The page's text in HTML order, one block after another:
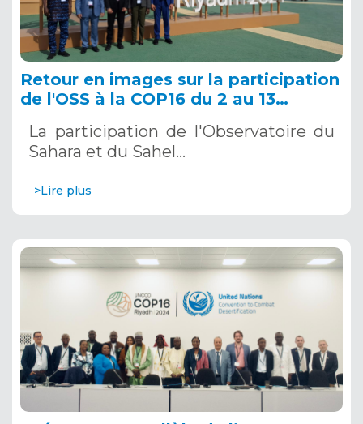
Retour en images sur la participation
de l'OSS à la COP16 du 2 au 13
Saoudite
La participation de l'Observatoire du
Sahara et du Sahel…
>Lire plus